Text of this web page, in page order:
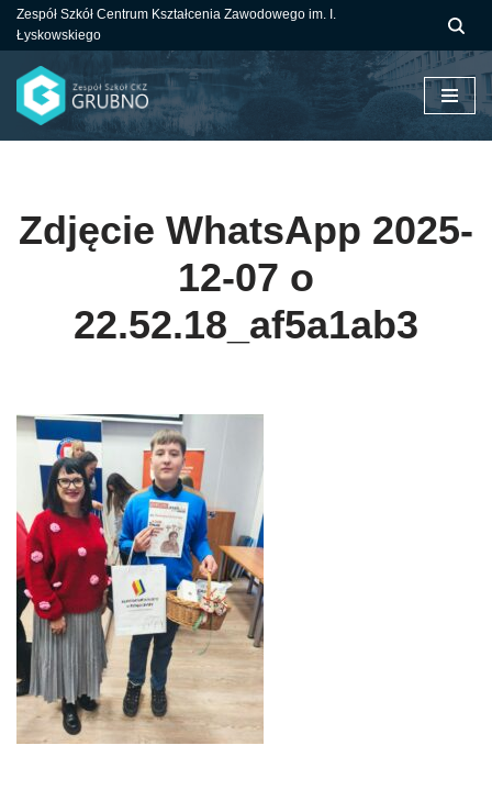
do
treści
Zespół Szkół Centrum Kształcenia Zawodowego im. I.
Łyskowskiego
Zdjęcie WhatsApp 2025-
12-07 o
22.52.18_af5a1ab3